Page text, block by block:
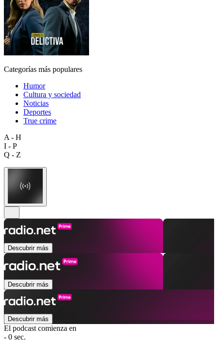
Categorías más populares
Humor
Cultura y sociedad
Noticias
Deportes
True crime
A - H
I - P
Q - Z
Descubrir más
Descubrir más
Descubrir más
El podcast comienza en
- 0 sec.